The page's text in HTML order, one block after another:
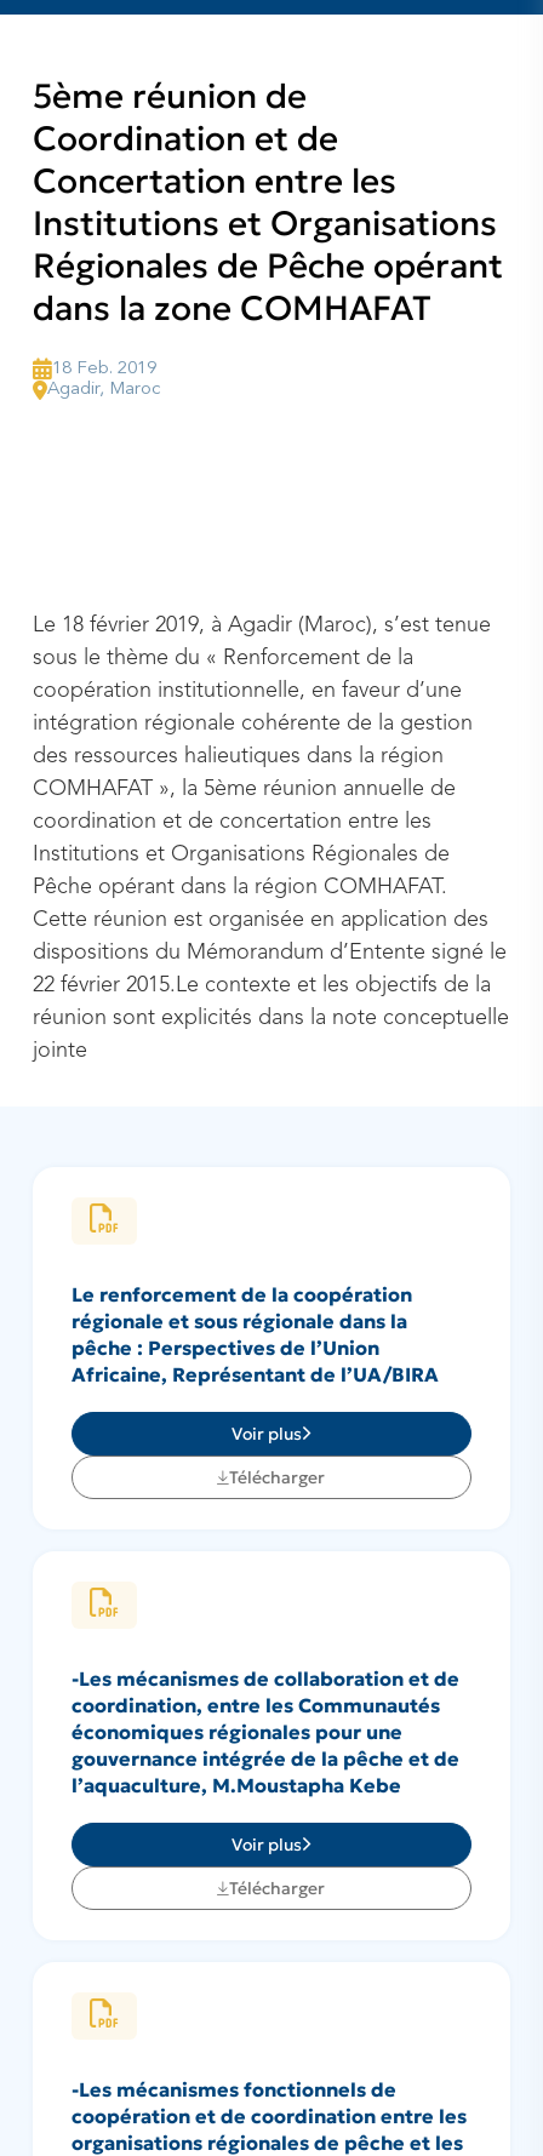
5ème réunion de
Coordination et de
Concertation entre les
Institutions et Organisations
Régionales de Pêche opérant
dans la zone COMHAFAT
18 Feb. 2019
Agadir, Maroc
Le 18 février 2019, à Agadir (Maroc), s’est tenue
sous le thème du « Renforcement de la
coopération institutionnelle, en faveur d’une
intégration régionale cohérente de la gestion
des ressources halieutiques dans la région
COMHAFAT », la 5ème réunion annuelle de
coordination et de concertation entre les
Institutions et Organisations Régionales de
Pêche opérant dans la région COMHAFAT.
Cette réunion est organisée en application des
dispositions du Mémorandum d’Entente signé le
22 février 2015.Le contexte et les objectifs de la
réunion sont explicités dans la note conceptuelle
jointe
Le renforcement de la coopération
régionale et sous régionale dans la
pêche : Perspectives de l’Union
Africaine, Représentant de l’UA/BIRA
Voir plus
Télécharger
-Les mécanismes de collaboration et de
coordination, entre les Communautés
économiques régionales pour une
gouvernance intégrée de la pêche et de
l’aquaculture, M.Moustapha Kebe
Voir plus
Télécharger
-Les mécanismes fonctionnels de
coopération et de coordination entre les
organisations régionales de pêche et les